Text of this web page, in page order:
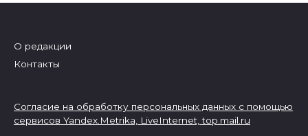
О редакции
Контакты
Согласие на обработку персональных данных с помощью
сервисов Yandex.Metrika, LiveInternet,top.mail.ru